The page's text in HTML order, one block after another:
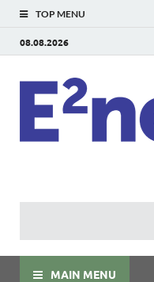
TOP MENU
08.08.2026
MAIN MENU